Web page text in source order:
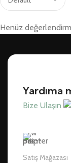
Henüz
Yardıma
Bize Ulaşın
Satış Mağazası